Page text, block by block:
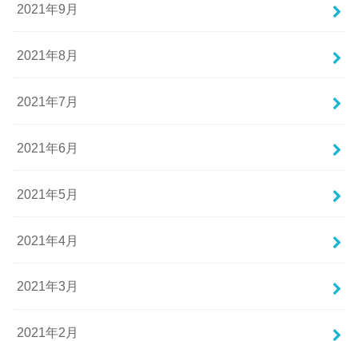
2021年9月
2021年8月
2021年7月
2021年6月
2021年5月
2021年4月
2021年3月
2021年2月